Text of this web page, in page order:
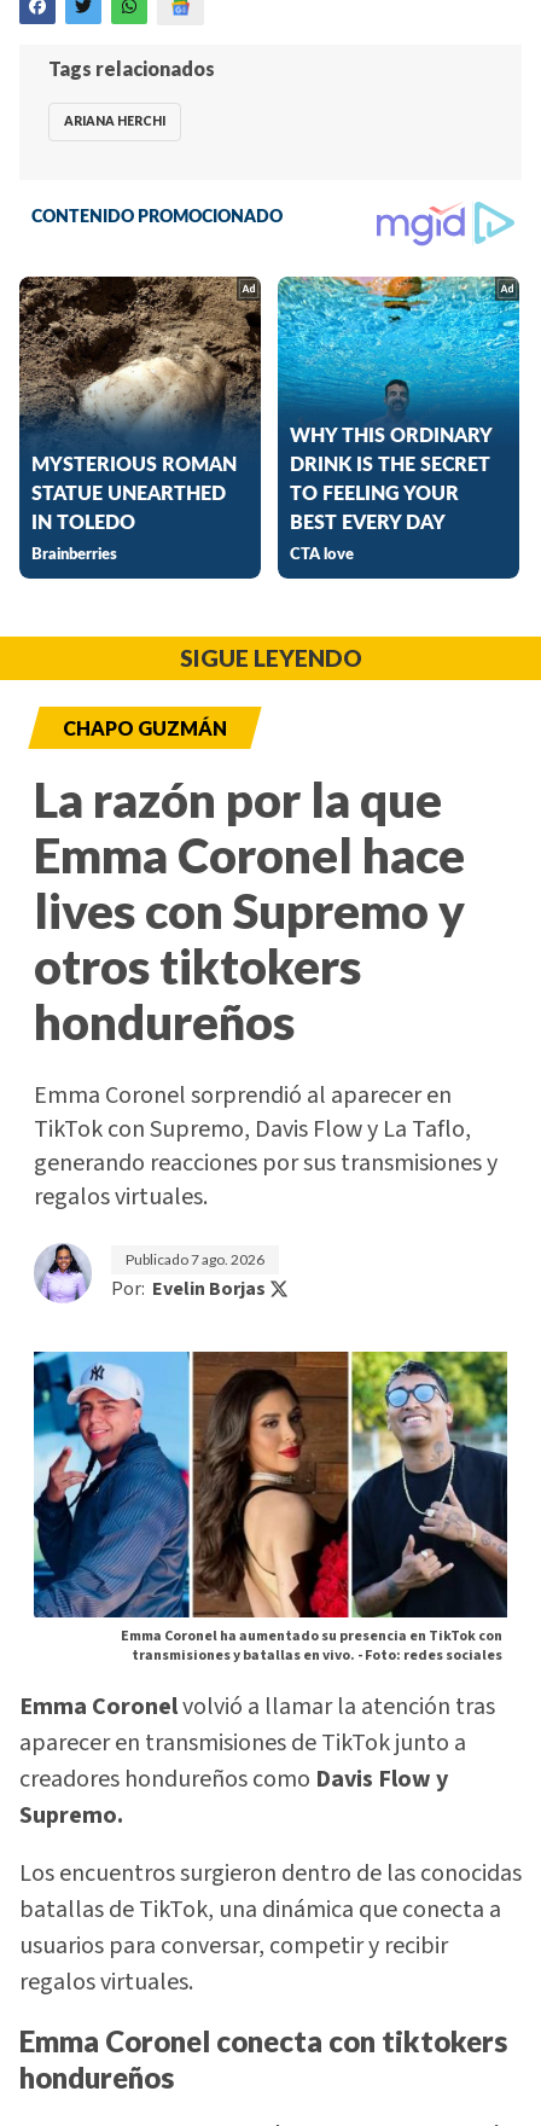
Tags relacionados
ARIANA HERCHI
SIGUE LEYENDO
CHAPO GUZMÁN
La razón por la que
Emma Coronel hace
lives con Supremo y
otros tiktokers
hondureños
Emma Coronel sorprendió al aparecer en
TikTok con Supremo, Davis Flow y La Taflo,
generando reacciones por sus transmisiones y
regalos virtuales.
Publicado7 ago. 2026
Por: Evelin Borjas
Emma Coronel ha aumentado su presencia en TikTok con
transmisiones y batallas en vivo. -Foto: redes sociales
Emma Coronelvolvió a llamar la atención tras
aparecer en transmisiones de TikTok junto a
creadores hondureños como Davis Flow y
Supremo.
Los encuentros surgieron dentro de las conocidas
batallas de TikTok, una dinámica que conecta a
usuarios para conversar, competir y recibir
regalos virtuales.
Emma Coronel conecta con tiktokers
hondureños